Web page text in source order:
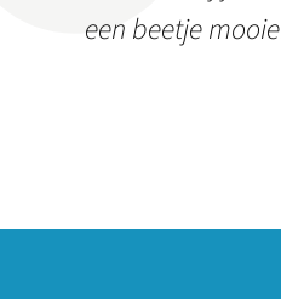
een beetje